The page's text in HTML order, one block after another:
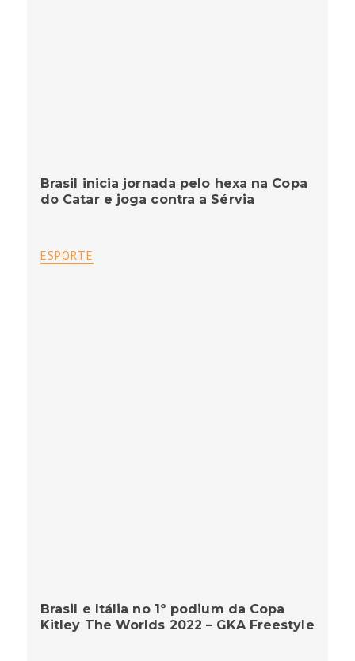
Brasil inicia jornada pelo hexa na Copa
do Catar e joga contra a Sérvia
ESPORTE
Brasil e Itália no 1º podium da Copa
Kitley The Worlds 2022 – GKA Freestyle